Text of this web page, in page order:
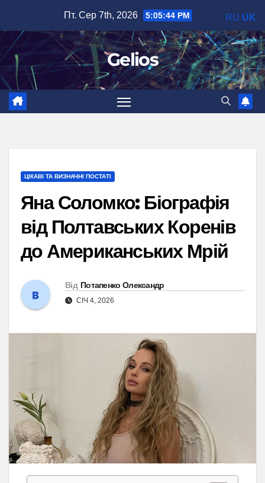
вмісту
Пт. Сер 7th, 2026 5:05:45 PM
Gelios
ЦІКАВІ ТА ВИЗНАЧНІ ПОСТАТІ
Яна Соломко: Біографія
від Полтавських Коренів
до Американських Мрій
Від Потапенко Олександр
СІЧ 4, 2026
RU UK